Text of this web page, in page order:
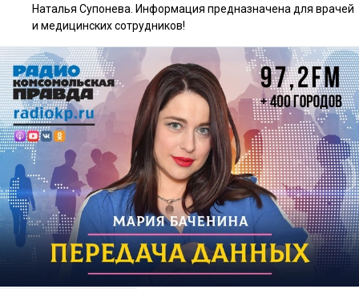
Наталья Супонева. Информация предназначена для врачей
и медицинских сотрудников!